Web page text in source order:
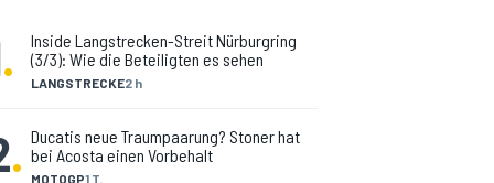
. LANGSTRECKE2 h
Inside Langstrecken-Streit Nürburgring
(3/3): Wie die Beteiligten es sehen
. MOTOGP1 T.
Ducatis neue Traumpaarung? Stoner hat
bei Acosta einen Vorbehalt